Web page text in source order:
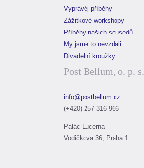
Vyprávěj příběhy
Zážitkové workshopy
Příběhy našich sousedů
My jsme to nevzdali
Divadelní kroužky
Post Bellum, o. p. s.
info@postbellum.cz
(+420) 257 316 966
Palác Lucerna
Vodičkova 36, Praha 1